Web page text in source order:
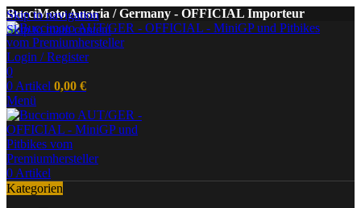
Skip to navigation
Skip to main content
BucciMoto Austria / Germany - OFFICIAL Importeur
Login / Register
0
0 Artikel 0,00 €
Menü
0 Artikel
Kategorien